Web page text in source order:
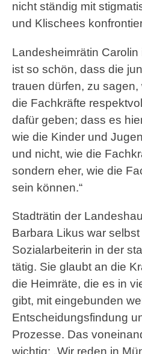
nicht ständig mit
und Klischees
Landesheimrätin Carolin
ist so schön, dass die
trauen dürfen, zu
die Fachkräfte
dafür geben; dass es
wie die Kinder und
und nicht, wie die
sondern eher, wie die
sein können.“
Stadträtin der
Barbara Likus war
Sozialarbeiterin in der
tätig. Sie glaubt an die
die Heimräte, die es in
gibt, mit eingebunden
Entscheidungsfindung
Prozesse. Das
wichtig: „Wir reden in